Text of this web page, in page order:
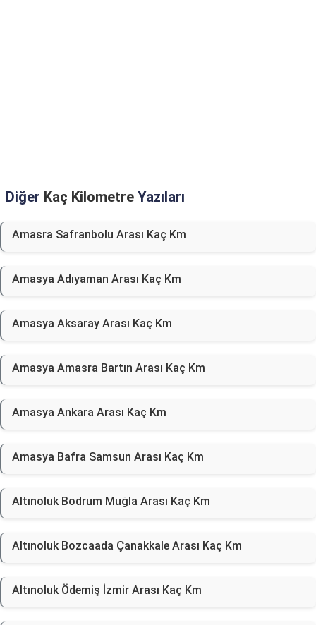
Diğer Kaç Kilometre Yazıları
Amasra Safranbolu Arası Kaç Km
Amasya Adıyaman Arası Kaç Km
Amasya Aksaray Arası Kaç Km
Amasya Amasra Bartın Arası Kaç Km
Amasya Ankara Arası Kaç Km
Amasya Bafra Samsun Arası Kaç Km
Altınoluk Bodrum Muğla Arası Kaç Km
Altınoluk Bozcaada Çanakkale Arası Kaç Km
Altınoluk Ödemiş İzmir Arası Kaç Km